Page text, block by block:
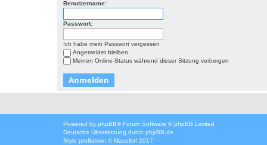
Benutzername:
Passwort:
Ich habe mein Passwort vergessen
Angemeldet bleiben
Meinen Online-Status während dieser Sitzung verbergen
Powered by phpBB® Forum Software © phpBB Limited
Deutsche Übersetzung durch phpBB.de
Style proflatvon ©Mazeltof 2017